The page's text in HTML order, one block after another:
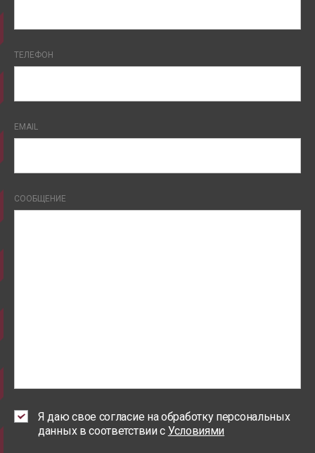
ТЕЛЕФОН
EMAIL
СООБЩЕНИЕ
Я даю свое согласие на обработку персональных
данных в соответствии с Условиями